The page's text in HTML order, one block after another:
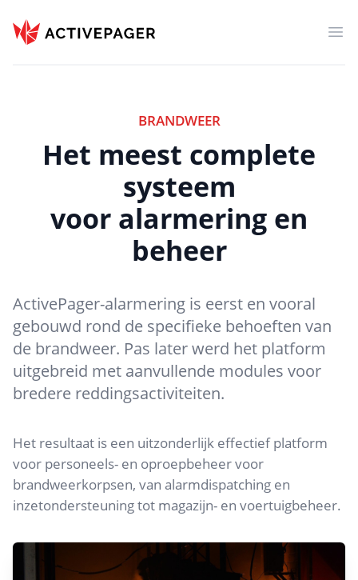
ActivePager
BRANDWEER
Het meest complete
systeem
voor alarmering en
beheer
ActivePager-alarmering is eerst en vooral
gebouwd rond de specifieke behoeften van
de brandweer. Pas later werd het platform
uitgebreid met aanvullende modules voor
bredere reddingsactiviteiten.
Het resultaat is een uitzonderlijk effectief platform
voor personeels- en oproepbeheer voor
brandweerkorpsen, van alarmdispatching en
inzetondersteuning tot magazijn- en voertuigbeheer.